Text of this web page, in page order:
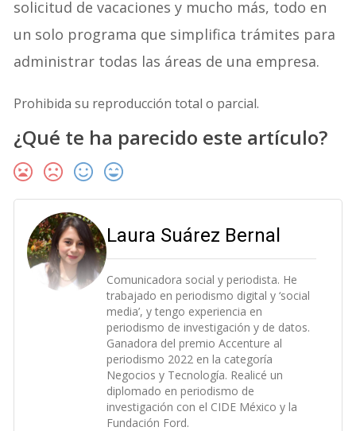
solicitud de vacaciones y mucho más, todo en
un solo programa que simplifica trámites para
administrar todas las áreas de una empresa.
Prohibida su reproducción total o parcial.
¿Qué te ha parecido este artículo?
Laura Suárez Bernal
Comunicadora social y periodista. He
trabajado en periodismo digital y ‘social
media’, y tengo experiencia en
periodismo de investigación y de datos.
Ganadora del premio Accenture al
periodismo 2022 en la categoría
Negocios y Tecnología. Realicé un
diplomado en periodismo de
investigación con el CIDE México y la
Fundación Ford.